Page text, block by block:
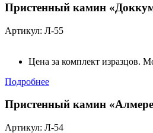
Пристенный камин
Артикул: Л-55
Цена за комплект изразцов.
Подробнее
Пристенный камин
Артикул: Л-54